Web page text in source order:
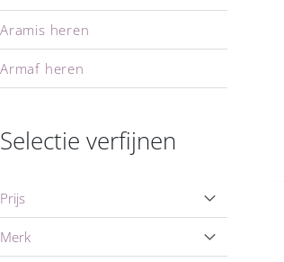
Aramis heren
Armaf heren
Armani heren
Baldessarini heren
Selectie verfijnen
Prijs
Merk